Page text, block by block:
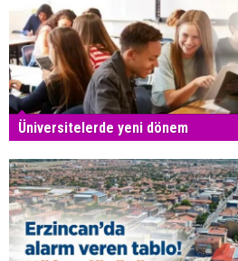
Üniversitelerde yeni dönem